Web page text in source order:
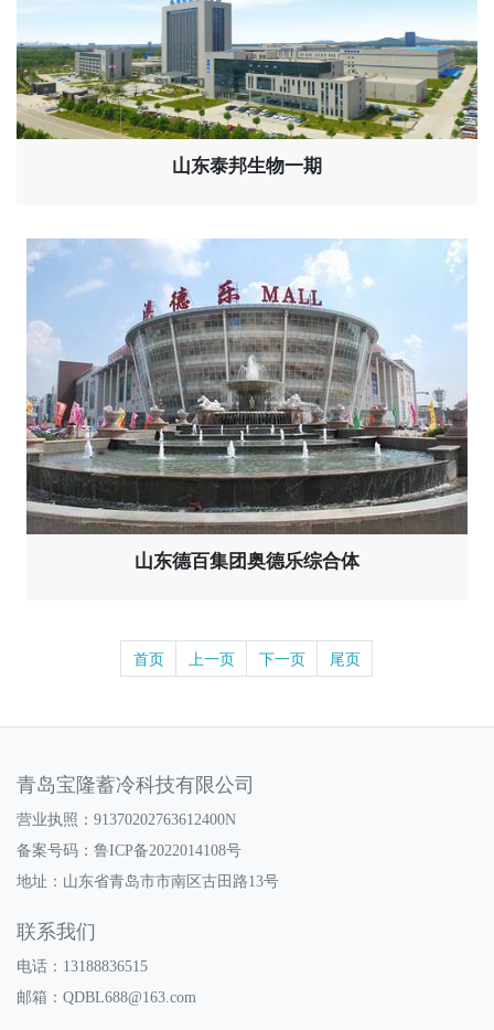
山东泰邦生物一期
山东德百集团奥德乐综合体
首页 上一页 下一页 尾页
青岛宝隆蓄冷科技有限公司
营业执照：91370202763612400N
备案号码： 鲁ICP备2022014108号
地址：山东省青岛市市南区古田路13号
联系我们
电话：13188836515
邮箱：QDBL688@163.com